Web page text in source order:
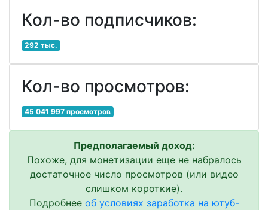
Кол-во подписчиков:
292 тыс.
Кол-во просмотров:
45 041 997 просмотров
Предполагаемый доход:
Похоже, для монетизации еще не набралось
достаточное число просмотров (или видео
слишком короткие).
Подробнее об условиях заработка на ютуб-